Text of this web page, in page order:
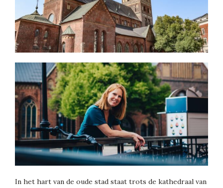
In het hart van de oude stad staat trots de kathedraal van